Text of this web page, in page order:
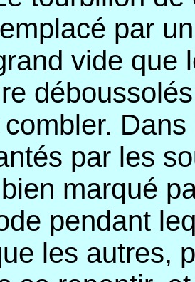
par
vide que
par les
marqué
pendant
les autres,